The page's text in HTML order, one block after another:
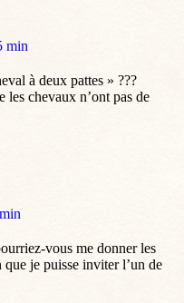
min
à deux pattes » ???
les chevaux n’ont pas de
vous me donner les
je puisse inviter l’un de